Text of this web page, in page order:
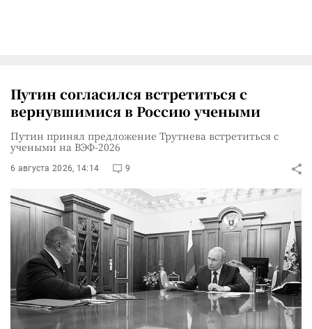
Путин согласился встретиться с
вернувшимися в Россию учеными
Путин принял предложение Трутнева встретиться с
учеными на ВЭФ-2026
6 августа 2026, 14:14 9